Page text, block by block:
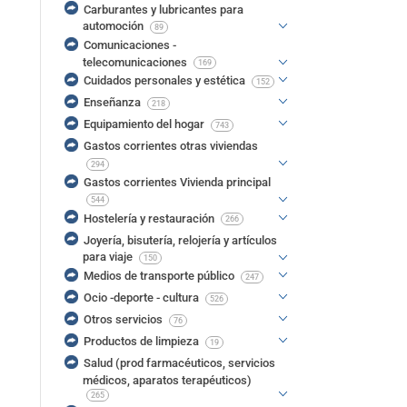
Carburantes y lubricantes para
automoción
89
Comunicaciones -
telecomunicaciones
169
Cuidados personales y estética 152
Enseñanza 218
Equipamiento del hogar 743
Gastos corrientes otras viviendas
294
Gastos corrientes Vivienda principal
544
Hostelería y restauración 266
Joyería, bisutería, relojería y artículos
para viaje
150
Medios de transporte público 247
Ocio -deporte - cultura 526
Otros servicios 76
Productos de limpieza 19
Salud (prod farmacéuticos, servicios
médicos, aparatos terapéuticos)
265